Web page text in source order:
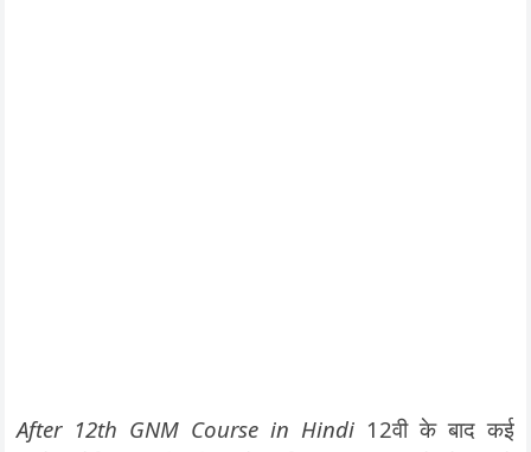
After 12th GNM Course in Hindi12वी के बाद कई